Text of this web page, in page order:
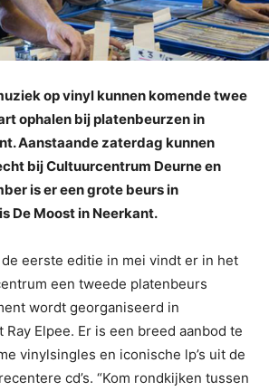
op vinyl kunnen komende twee
ophalen bij platenbeurzen in
Aanstaande zaterdag kunnen
bij Cultuurcentrum Deurne en
is er een grote beurs in
De Moost in Neerkant.
eerste editie in mei vindt er in het
een tweede platenbeurs
wordt georganiseerd in
Elpee. Er is een breed aanbod te
vinylsingles en iconische lp’s uit de
cd’s. “Kom rondkijken tussen